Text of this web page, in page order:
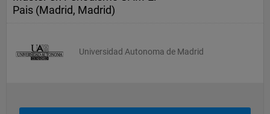
Pais (Madrid, Madrid)
Universidad Autonoma de Madrid